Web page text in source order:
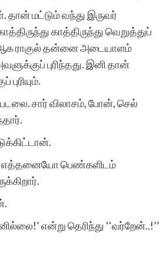
மட்டும் வந்து இருவர்
காத்திருந்து வெறுத்துப்
ஆக ராகுல் தன்னை அடையாளம்
புரிந்தது. இனி தான்
சார் விலாசம், போன், செல்
எத்தனையோ பெண்களிடம்
என்று தெரிந்து ‘‘வர்றேன்..!’’